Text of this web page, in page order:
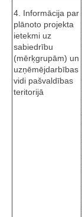
4. Informācija par
plānoto projekta
ietekmi uz
sabiedrību
(mērķgrupām) un
uzņēmējdarbības
vidi pašvaldības
teritorijā